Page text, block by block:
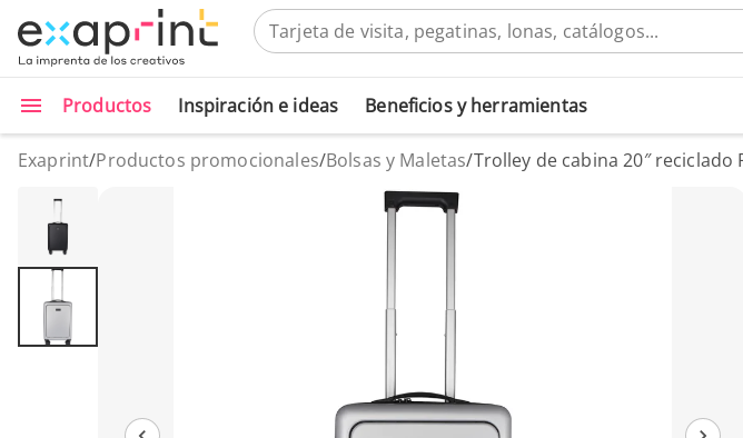
Productos Inspiración e ideas Beneficios y herramientas
Exaprint/Productos promocionales/Bolsas y Maletas/Trolley de cabina 20″ reciclado